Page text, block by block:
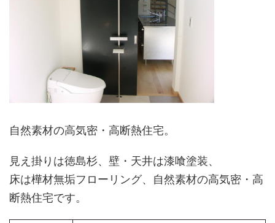
自然素材の高気密・高断熱住宅。
見え掛りは徳島杉、壁・天井は漆喰塗装、
床は樺材無垢フローリング、自然素材の高気密・高
断熱住宅です。